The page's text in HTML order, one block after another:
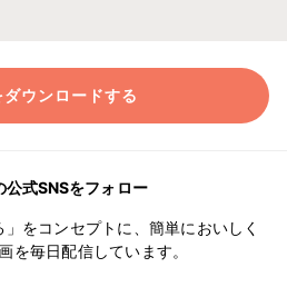
ダウンロードする
公式SNSをフォロー
」をコンセプトに、簡単においしく
を毎日配信しています。